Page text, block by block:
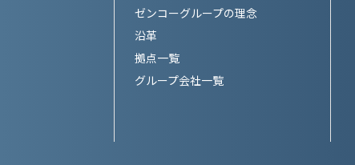
ゼンコーグループの理念
沿革
拠点一覧
グループ会社一覧